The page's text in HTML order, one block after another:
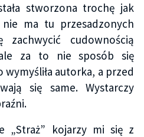
stworzona trochę jak
ma tu przesadzonych
cudownością
za to nie sposób się
autorka, a przed
się same. Wystarczy
„Straż” kojarzy mi się z